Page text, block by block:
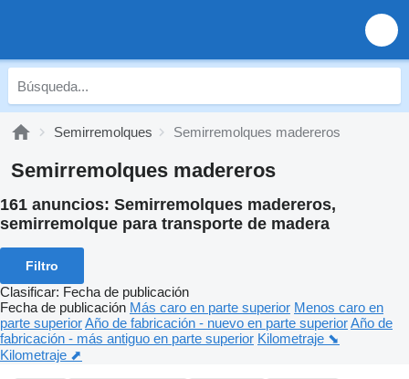
Semirremolques Semirremolques madereros
Semirremolques madereros
161 anuncios: Semirremolques madereros,
semirremolque para transporte de madera
Filtro
Clasificar: Fecha de publicación
Fecha de publicación Más caro en parte superior Menos caro en
parte superiorAño de fabricación - nuevo en parte superiorAño de
fabricación - más antiguo en parte superior Kilometraje ⬊
Kilometraje ⬈